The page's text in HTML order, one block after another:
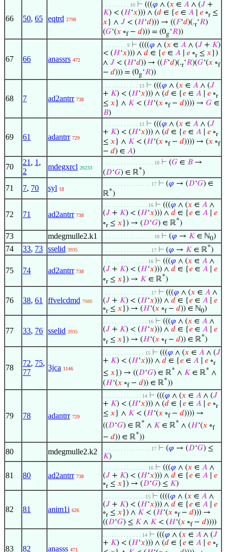
66 50, 65 eqtrd 2798
. . . . . . . . . 10 ⊢ (((𝜑 ∧ (𝑥 ∈ 𝐴 ∧ (𝐽 +
𝐾) < (𝐻‘𝑥))) ∧ (𝑑 ∈ {𝑒 ∈ 𝐴 𝑒 ∘r≤
𝑥 } ∧ 𝐽 < (𝐻‘𝑑))) → ((𝐹‘𝑑)(.r‘𝑅)
(𝐺‘(𝑥 ∘f− 𝑑))) = (0g‘𝑅))
67 66 anassrs 472
. . . . . . . . 9 ⊢ ((((𝜑 ∧ (𝑥 ∈ 𝐴 ∧ (𝐽 + 𝐾)
< (𝐻‘𝑥))) ∧ 𝑑 ∈ {𝑒 ∈ 𝐴 𝑒 ∘r≤ 𝑥 })
∧ 𝐽 < (𝐻‘𝑑)) → ((𝐹‘𝑑)(.r‘𝑅)(𝐺‘(𝑥 ∘f
− 𝑑))) = (0g‘𝑅))
68 7 ad2antrr 738
. . . . . . . . . . . . 13 ⊢ (((𝜑 ∧ (𝑥 ∈ 𝐴 ∧ (𝐽
+ 𝐾) < (𝐻‘𝑥))) ∧ (𝑑 ∈ {𝑒 ∈ 𝐴 𝑒 ∘r
≤ 𝑥 } ∧ 𝐾 < (𝐻‘(𝑥 ∘f− 𝑑)))) → 𝐺 ∈
𝐵)
69 61 adantrr 729
. . . . . . . . . . . . 13 ⊢ (((𝜑 ∧ (𝑥 ∈ 𝐴 ∧ (𝐽
+ 𝐾) < (𝐻‘𝑥))) ∧ (𝑑 ∈ {𝑒 ∈ 𝐴 𝑒 ∘r
≤ 𝑥 } ∧ 𝐾 < (𝐻‘(𝑥 ∘f− 𝑑)))) → (𝑥 ∘f
− 𝑑) ∈ 𝐴)
70
21 , 1 ,
2
mdegxrcl 26233
. . . . . . . . . . . . . . . . . 18 ⊢ (𝐺 ∈ 𝐵 →
(𝐷‘𝐺) ∈ ℝ*)
71 7, 70 syl 18
. . . . . . . . . . . . . . . . 17 ⊢ (𝜑 → (𝐷‘𝐺) ∈
ℝ*)
72 71 ad2antrr 738
. . . . . . . . . . . . . . . 16 ⊢ (((𝜑 ∧ (𝑥 ∈ 𝐴 ∧
(𝐽 + 𝐾) < (𝐻‘𝑥))) ∧ 𝑑 ∈ {𝑒 ∈ 𝐴
𝑒
∘r≤ 𝑥 }) → (𝐷‘𝐺) ∈ ℝ*)
73 mdegmulle2.k1 . . . . . . . . . . . . . . . . . 18 ⊢ (𝜑 → 𝐾 ∈ ℕ0)
74 33, 73 sselid 3935 . . . . . . . . . . . . . . . . 17 ⊢ (𝜑 → 𝐾 ∈ ℝ*)
75 74 ad2antrr 738
. . . . . . . . . . . . . . . 16 ⊢ (((𝜑 ∧ (𝑥 ∈ 𝐴 ∧
(𝐽 + 𝐾) < (𝐻‘𝑥))) ∧ 𝑑 ∈ {𝑒 ∈ 𝐴
𝑒
∘r≤ 𝑥 }) → 𝐾 ∈ ℝ*)
76 38, 61 ffvelcdmd 7080
. . . . . . . . . . . . . . . . 17 ⊢ (((𝜑 ∧ (𝑥 ∈ 𝐴 ∧
(𝐽 + 𝐾) < (𝐻‘𝑥))) ∧ 𝑑 ∈ {𝑒 ∈ 𝐴
𝑒
∘r≤ 𝑥 }) → (𝐻‘(𝑥 ∘f− 𝑑)) ∈ ℕ0)
77 33, 76 sselid 3935
. . . . . . . . . . . . . . . 16 ⊢ (((𝜑 ∧ (𝑥 ∈ 𝐴 ∧
(𝐽 + 𝐾) < (𝐻‘𝑥))) ∧ 𝑑 ∈ {𝑒 ∈ 𝐴
𝑒
∘r≤ 𝑥 }) → (𝐻‘(𝑥 ∘f− 𝑑)) ∈ ℝ*)
78
72, 75,
77
3jca 1146
. . . . . . . . . . . . . . 15 ⊢ (((𝜑 ∧ (𝑥 ∈ 𝐴 ∧ (𝐽
+ 𝐾) < (𝐻‘𝑥))) ∧ 𝑑 ∈ {𝑒 ∈ 𝐴 𝑒 ∘r
≤ 𝑥}) → ((𝐷‘𝐺) ∈ ℝ* ∧ 𝐾∈ ℝ* ∧
(𝐻‘(𝑥 ∘f− 𝑑)) ∈ ℝ*))
79 78 adantrr 729
. . . . . . . . . . . . . 14 ⊢ (((𝜑 ∧ (𝑥 ∈ 𝐴 ∧ (𝐽
+ 𝐾) < (𝐻‘𝑥))) ∧ (𝑑 ∈ {𝑒 ∈ 𝐴 𝑒 ∘r
≤ 𝑥 } ∧ 𝐾 < (𝐻‘(𝑥 ∘f− 𝑑)))) →
((𝐷‘𝐺) ∈ ℝ* ∧ 𝐾 ∈ ℝ* ∧ (𝐻‘(𝑥 ∘f
− 𝑑)) ∈ ℝ*))
80 mdegmulle2.k2 . . . . . . . . . . . . . . . . 17 ⊢ (𝜑 → (𝐷‘𝐺) ≤
𝐾)
81 80 ad2antrr 738
. . . . . . . . . . . . . . . 16 ⊢ (((𝜑 ∧ (𝑥 ∈ 𝐴 ∧
(𝐽 + 𝐾) < (𝐻‘𝑥))) ∧ 𝑑 ∈ {𝑒 ∈ 𝐴
𝑒
∘r≤ 𝑥 }) → (𝐷‘𝐺) ≤ 𝐾)
82 81 anim1i 626
. . . . . . . . . . . . . . 15 ⊢ ((((𝜑 ∧ (𝑥 ∈ 𝐴 ∧
(𝐽 + 𝐾) < (𝐻‘𝑥))) ∧ 𝑑 ∈ {𝑒 ∈ 𝐴
𝑒
∘r≤ 𝑥 }) ∧ 𝐾 < (𝐻‘(𝑥 ∘f− 𝑑))) →
((𝐷‘𝐺) ≤ 𝐾 ∧ 𝐾 < (𝐻‘(𝑥 ∘f− 𝑑))))
83 82 anasss 471
. . . . . . . . . . . . . 14 ⊢ (((𝜑 ∧ (𝑥 ∈ 𝐴 ∧ (𝐽
+ 𝐾) < (𝐻‘𝑥))) ∧ (𝑑 ∈ {𝑒 ∈ 𝐴 𝑒 ∘r